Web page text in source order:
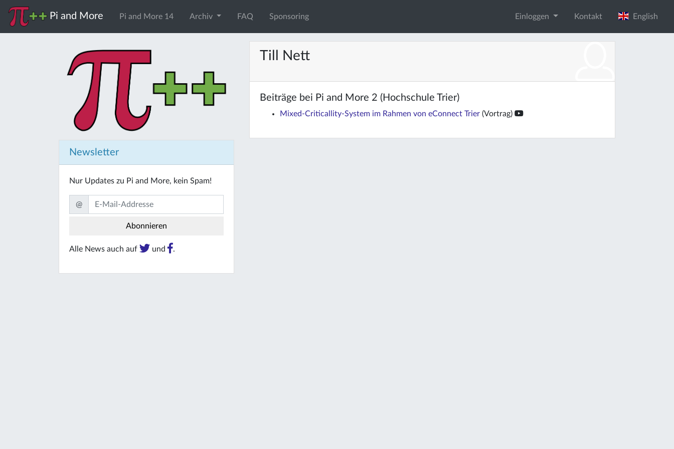
Pi and More Pi and More 14 Archiv FAQ Sponsoring Einloggen Kontakt English
Newsletter
Nur Updates zu Pi and More, kein Spam!
@
Alle News auch auf und .
Till Nett
Beiträge bei Pi and More 2 (Hochschule Trier)
Mixed-Criticallity-System im Rahmen von eConnect Trier (Vortrag)